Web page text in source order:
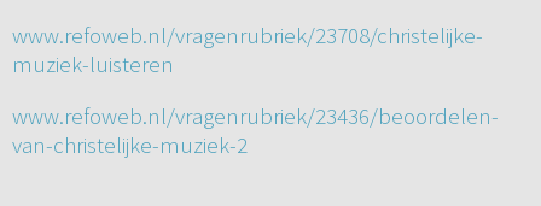
www.refoweb.nl/vragenrubriek/23708/christelijke-
muziek-luisteren
www.refoweb.nl/vragenrubriek/23436/beoordelen-
van-christelijke-muziek-2